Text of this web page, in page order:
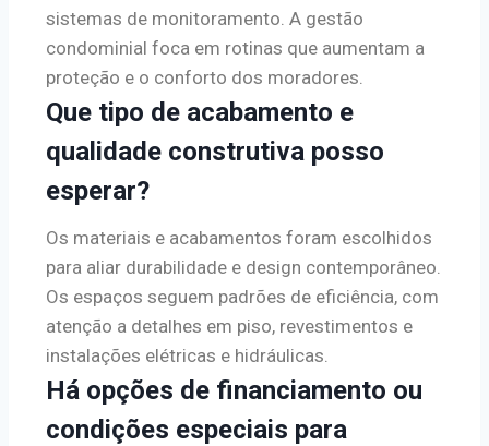
sistemas de monitoramento. A gestão
condominial foca em rotinas que aumentam a
proteção e o conforto dos moradores.
Que tipo de acabamento e
qualidade construtiva posso
esperar?
Os materiais e acabamentos foram escolhidos
para aliar durabilidade e design contemporâneo.
Os espaços seguem padrões de eficiência, com
atenção a detalhes em piso, revestimentos e
instalações elétricas e hidráulicas.
Há opções de financiamento ou
condições especiais para